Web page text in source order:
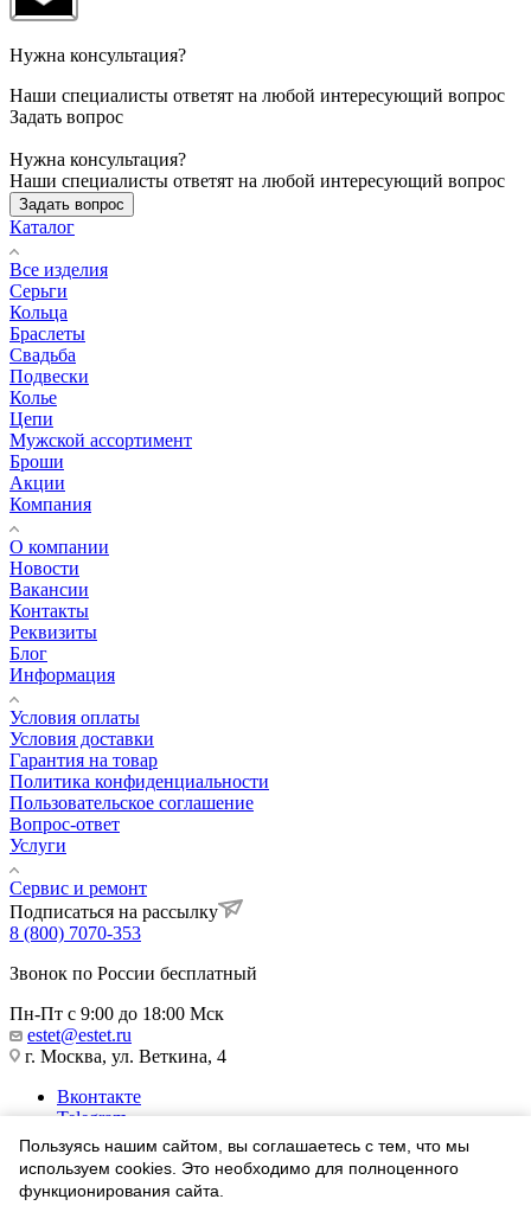
Нужна консультация?
Наши специалисты ответят на любой интересующий вопрос
Задать вопрос
Нужна консультация?
Наши специалисты ответят на любой интересующий вопрос
Задать вопрос
Каталог
Все изделия
Серьги
Кольца
Браслеты
Свадьба
Подвески
Колье
Цепи
Мужской ассортимент
Броши
Акции
Компания
О компании
Новости
Вакансии
Контакты
Реквизиты
Блог
Информация
Условия оплаты
Условия доставки
Гарантия на товар
Политика конфиденциальности
Пользовательское соглашение
Вопрос-ответ
Услуги
Сервис и ремонт
Подписаться на рассылку
8 (800) 7070-353
Звонок по России бесплатный
Пн-Пт с 9:00 до 18:00 Мск
estet@estet.ru
г. Москва, ул. Веткина, 4
Вконтакте
Telegram
Одноклассники
WhatsApp
1991-2026 © Ювелирный Дом ЭСТЕТ
Пользуясь нашим сайтом, вы соглашаетесь с тем, что мы
используем cookies. Это необходимо для полноценного
функционирования сайта.